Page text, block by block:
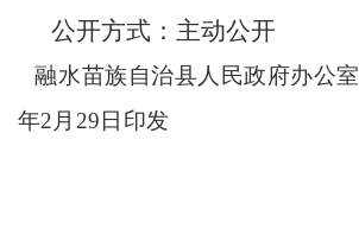
公开方式： 主动公开
融水苗族自治县人民政府办公室
年2月29 日印发